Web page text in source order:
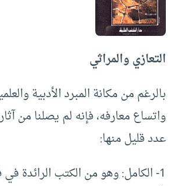
التعازي والمراثي
بالرغم من مكانة المبرد الأدبية
واتساع معارفه، فإنه لم يصلنا من
عدد قليل منها:
1- الكامل: وهو من الكتب الرائدة